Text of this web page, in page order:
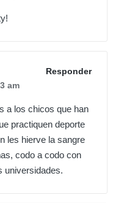
Responder
am
a los chicos que han
practiquen deporte
les hierve la sangre
codo a codo con
universidades.